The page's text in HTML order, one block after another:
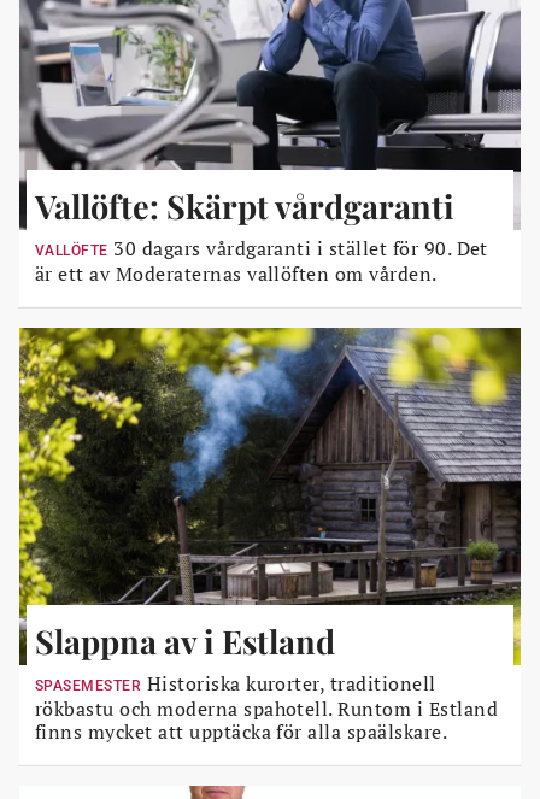
Vallöfte: Skärpt vårdgaranti
VALLÖFTE 30 dagars vårdgaranti i stället för 90. Det
är ett av Moderaternas vallöften om vården.
Slappna av i Estland
SPASEMESTER Historiska kurorter, traditionell
rökbastu och moderna spahotell. Runtom i Estland
finns mycket att upptäcka för alla spaälskare.